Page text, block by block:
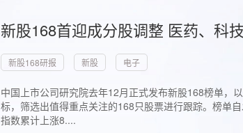
新股168首迎成分股调整 医药、科
新股168研报 新股 电子
中国上市公司研究院去年12月正式发布新股168榜单，
标，筛选出值得重点关注的168只股票进行跟踪。榜单
指数累计上涨8....